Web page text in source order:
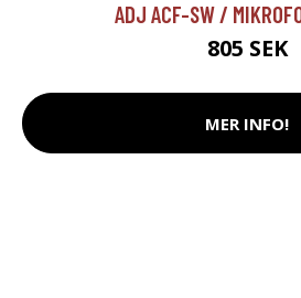
ADJ ACF-SW /
805 SEK
MER INFO!